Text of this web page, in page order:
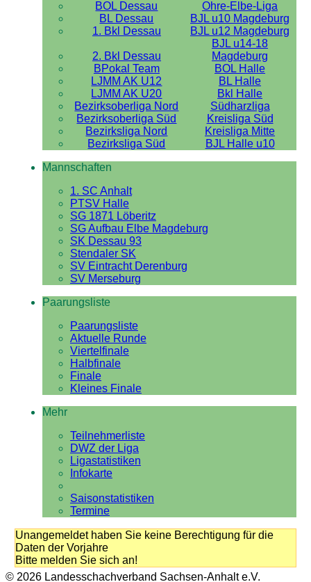
BOL Dessau
Ohre-Elbe-Liga
BL Dessau
BJL u10 Magdeburg
1. Bkl Dessau
BJL u12 Magdeburg
2. Bkl Dessau
BJL u14-18
Magdeburg
BPokal Team
BOL Halle
LJMM AK U12
BL Halle
LJMM AK U20
Bkl Halle
Bezirksoberliga Nord
Südharzliga
Bezirksoberliga Süd
Kreisliga Süd
Bezirksliga Nord
Kreisliga Mitte
Bezirksliga Süd
BJL Halle u10
Mannschaften
1. SC Anhalt
PTSV Halle
SG 1871 Löberitz
SG Aufbau Elbe Magdeburg
SK Dessau 93
Stendaler SK
SV Eintracht Derenburg
SV Merseburg
Paarungsliste
Paarungsliste
Aktuelle Runde
Viertelfinale
Halbfinale
Finale
Kleines Finale
Mehr
Teilnehmerliste
DWZ der Liga
Ligastatistiken
Infokarte
Saisonstatistiken
Termine
Unangemeldet haben Sie keine Berechtigung für die
Daten der Vorjahre
Bitte melden Sie sich an!
© 2026 Landesschachverband Sachsen-Anhalt e.V.